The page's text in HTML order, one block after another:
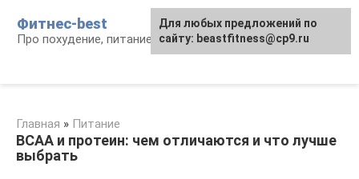
контенту
Фитнес-best
Про похудение, питание и фитнес
Главная » Питание
BCAA и протеин: чем отличаются и что лучше
выбрать
Для любых предложений по
сайту: beastfitness@cp9.ru